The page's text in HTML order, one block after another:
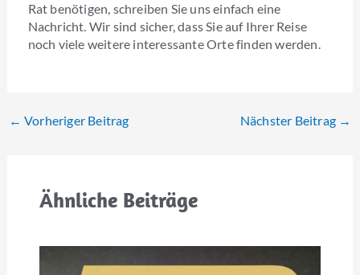
Rat benötigen, schreiben Sie uns einfach eine
Nachricht. Wir sind sicher, dass Sie auf Ihrer Reise
noch viele weitere interessante Orte finden werden.
← Vorheriger Beitrag Nächster Beitrag →
Ähnliche Beiträge